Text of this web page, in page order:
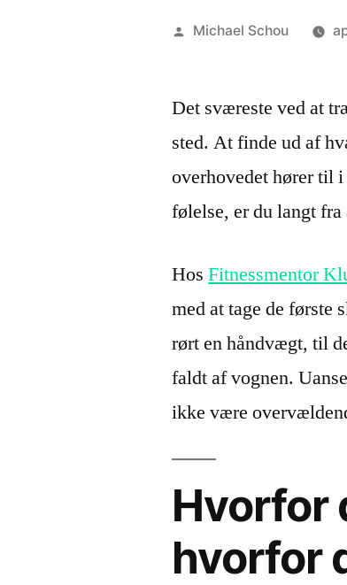
Michael Schou
Det sværeste ved at
sted. At finde ud af
overhovedet hører til
følelse, er du langt
HosFitnessmentor
med at tage de første
rørt en håndvægt, til
faldt af vognen.
ikke være
Hvorfor
hvorfor